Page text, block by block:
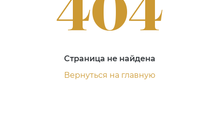
Страница не найдена
Вернуться на главную